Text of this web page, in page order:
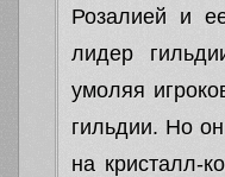
Розалией и
лидер
умоляя
гильдии. Но
на кристалл-